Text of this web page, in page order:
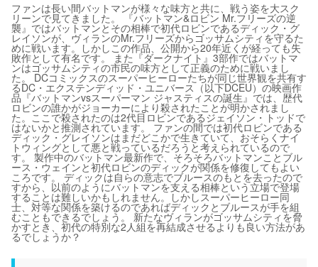
ファンは長い間バットマンが様々な味方と共に、戦う姿を大スク
リーンで見てきました。 『バットマン&ロビン Mr.フリーズの逆
襲』ではバットマンとその相棒で初代ロビンであるディック・グ
レイソンが、ヴィランのMr.フリーズからゴッサムシティを守るた
めに戦います。しかしこの作品、公開から20年近くが経っても失
敗作として有名です。 また『ダークナイト』3部作ではバットマ
ンはゴッサムシティの市民の味方として正義のために戦いまし
た。 DCコミックスのスーパーヒーローたちが同じ世界観を共有す
るDC・エクステンディッド・ユニバース（以下DCEU）の映画作
品『バットマンvsスーパーマン ジャスティスの誕生』では、歴代
ロビンの誰かがジョーカーにより殺されたことが明かされまし
た。ここで殺されたのは2代目ロビンであるジェイソン・トッドで
はないかと推測されています。 ファンの間では初代ロビンである
ディック・グレイソンはまだどこかで生きていて、おそらくナイ
トウィングとして悪と戦っているだろうと考えられているので
す。 製作中のバットマン最新作で、そろそろバットマンことブル
ース・ウェインと初代ロビンのディックが関係を修復してもよい
ころです。 ディックは自らの意志でブルースのもとを去ったので
すから、以前のようにバットマンを支える相棒という立場で登場
することは難しいかもしれません。しかしスーパーヒーロー同
士、対等な関係を築けるのであればディックとブルースが手を組
むこともできるでしょう。 新たなヴィランがゴッサムシティを脅
かすとき、初代の特別な2人組を再結成させるよりも良い方法があ
るでしょうか？